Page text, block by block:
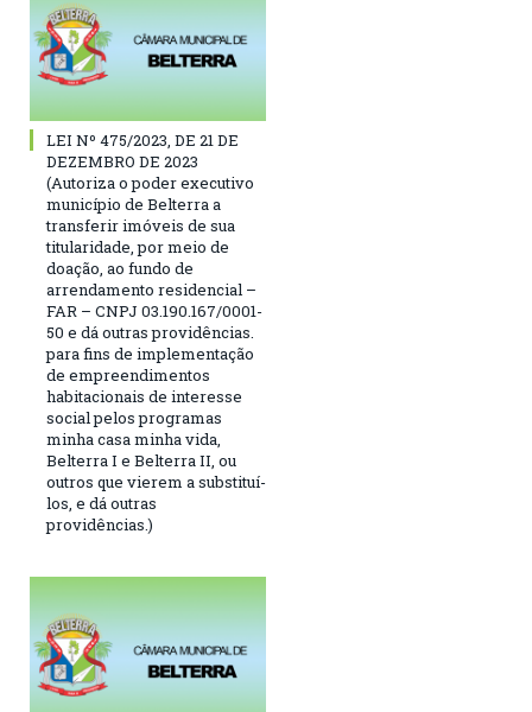
LEI Nº 475/2023, DE 21 DE
DEZEMBRO DE 2023
(Autoriza o poder executivo
município de Belterra a
transferir imóveis de sua
titularidade, por meio de
doação, ao fundo de
arrendamento residencial –
FAR – CNPJ 03.190.167/0001-
50 e dá outras providências.
para fins de implementação
de empreendimentos
habitacionais de interesse
social pelos programas
minha casa minha vida,
Belterra I e Belterra II, ou
outros que vierem a substituí-
los, e dá outras
providências.)